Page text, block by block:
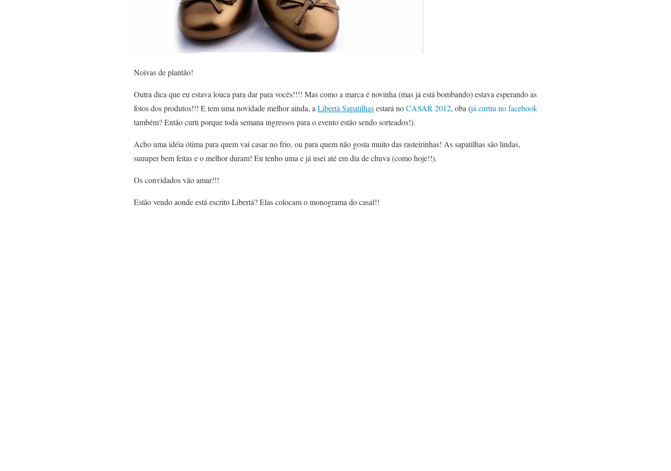
Noivas de plantão!
Outra dica que eu estava louca para dar para vocês!!!! Mas como a marca é novinha (mas já está bombando) estava esperando as
fotos dos produtos!!! E tem uma novidade melhor ainda, a Libertá Sapatilhasestará noCASAR 2012, oba (já curtiu no facebook
também? Então curti porque toda semana ingressos para o evento estão sendo sorteados!).
Acho uma idéia ótima para quem vai casar no frio, ou para quem não gosta muito das rasteirinhas! As sapatilhas são lindas,
suuuper bem feitas e o melhor duram! Eu tenho uma e já usei até em dia de chuva (como hoje!!).
Os convidados vão amar!!!
Estão vendo aonde está escrito Libertá? Elas colocam o monograma do casal!!